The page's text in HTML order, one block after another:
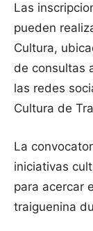
Las
pueden
Cultura,
de consultas
las redes
Cultura de
La
iniciativas
para acercar
traiguenina